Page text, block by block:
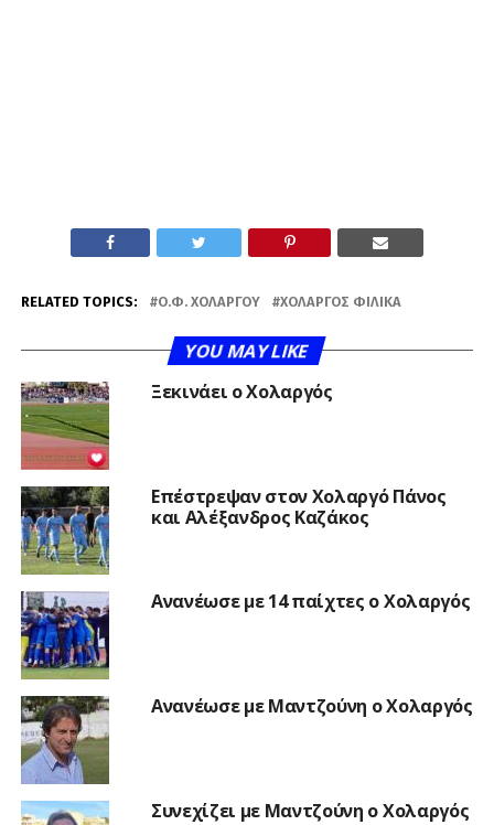
RELATED TOPICS: Ο.Φ. ΧΟΛΑΡΓΟΎ ΧΟΛΑΡΓΌΣ ΦΙΛΙΚΆ
YOU MAY LIKE
Ξεκινάει ο Χολαργός
Επέστρεψαν στον Χολαργό Πάνος
και Αλέξανδρος Καζάκος
Ανανέωσε με 14 παίχτες ο Χολαργός
Ανανέωσε με Μαντζούνη ο Χολαργός
Συνεχίζει με Μαντζούνη ο Χολαργός